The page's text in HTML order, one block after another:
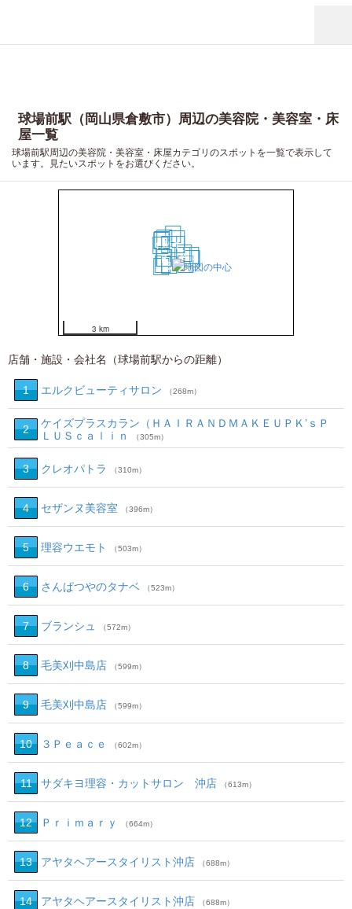
球場前駅（岡山県倉敷市）周辺の美容院・美容室・床
屋一覧
球場前駅周辺の美容院・美容室・床屋カテゴリのスポットを一覧で表示して
います。見たいスポットをお選びください。
1
23
45
6
78
9
10
11
12
13
14
1516
17
18
19
20
3 km
店舗・施設・会社名（球場前駅からの距離）
1 エルクビューティサロン （268m）
2
ケイズプラスカラン（ＨＡＩＲＡＮＤＭＡＫＥＵＰＫ’ｓＰ
ＬＵＳｃａｌｉｎ
（305m）
3 クレオパトラ （310m）
4 セザンヌ美容室 （396m）
5 理容ウエモト （503m）
6 さんぱつやのタナベ （523m）
7 ブランシュ （572m）
8 毛美刈中島店 （599m）
9 毛美刈中島店 （599m）
10 ３Ｐｅａｃｅ （602m）
11 サダキヨ理容・カットサロン 沖店 （613m）
12 Ｐｒｉｍａｒｙ （664m）
13 アヤタヘアースタイリスト沖店 （688m）
14 アヤタヘアースタイリスト沖店 （688m）